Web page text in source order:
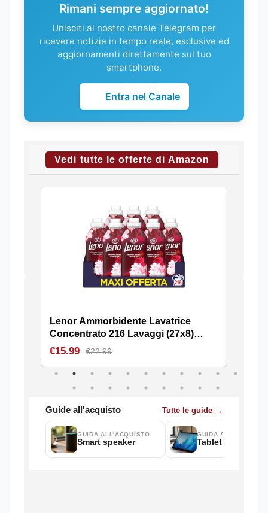
Rimani sempre aggiornato!
Unisciti al nostro canale Telegram per
ricevere notizie in tempo reale, esclusive ed
aggiornamenti direttamente sul tuo
smartphone.
Entra nel Canale